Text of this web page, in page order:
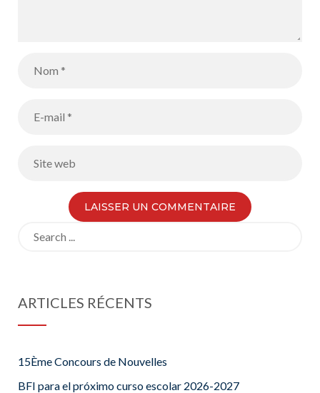
ARTICLES RÉCENTS
15Ème Concours de Nouvelles
BFI para el próximo curso escolar 2026-2027